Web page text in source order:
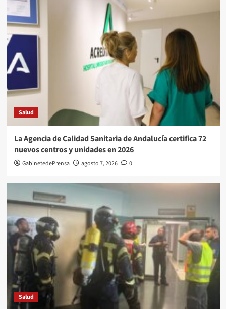
Salud
La Agencia de Calidad Sanitaria de Andalucía certifica 72
nuevos centros y unidades en 2026
GabinetedePrensa agosto 7, 2026 0
Salud